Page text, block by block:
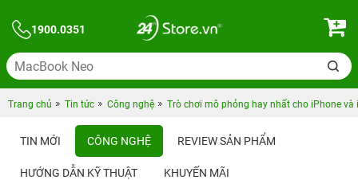
1900.0351
Trang chủ Tin tức Công nghệ Trò chơi mô phỏng hay nhất cho iPhone và
TIN MỚI CÔNG NGHỆ REVIEW SẢN PHẨM
HƯỚNG DẪN KỸ THUẬT KHUYẾN MÃI